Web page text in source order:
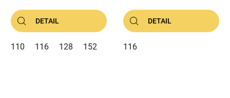
DETAIL
110 116 128 152
DETAIL
116